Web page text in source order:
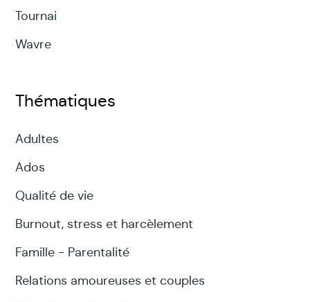
Tournai
Wavre
Thématiques
Adultes
Ados
Qualité de vie
Burnout, stress et harcèlement
Famille - Parentalité
Relations amoureuses et couples